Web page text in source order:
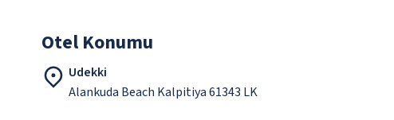
Otel Konumu
Udekki
Alankuda Beach Kalpitiya 61343 LK